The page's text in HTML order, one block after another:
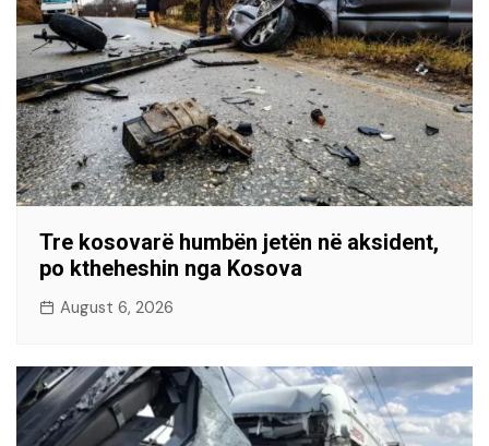
Tre kosovarë humbën jetën në aksident,
po ktheheshin nga Kosova
August 6, 2026